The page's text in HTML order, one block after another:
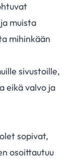
muista
mihinkään
sivustoille,
eikä valvo ja
sopivat,
osoittautuu